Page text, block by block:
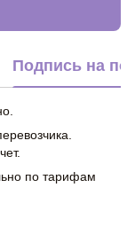
Подпись на
по тарифам